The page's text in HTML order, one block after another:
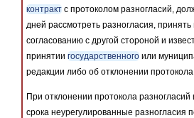
контракт с протоколом разногласий,
дней рассмотреть разногласия,
согласованию с другой стороной и
принятии государственного или
редакции либо об отклонении
При отклонении протокола разногласий
срока неурегулированные разногласия